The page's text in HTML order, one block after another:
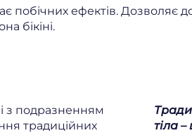
побічних ефектів. Дозволяє
бікіні.
з подразненням
традиційних
тіла